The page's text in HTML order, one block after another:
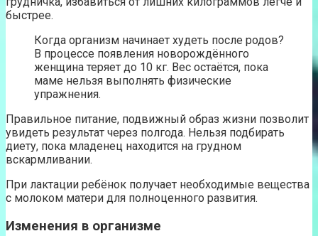
быстрее.
Когда организм начинает худеть после родов?
В процессе появления новорождённого
женщина теряет до 10 кг. Вес остаётся, пока
маме нельзя выполнять физические
упражнения.
Правильное питание, подвижный образ жизни позволит
увидеть результат через полгода. Нельзя подбирать
диету, пока младенец находится на грудном
вскармливании.
При лактации ребёнок получает необходимые вещества
с молоком матери для полноценного развития.
Изменения в организме